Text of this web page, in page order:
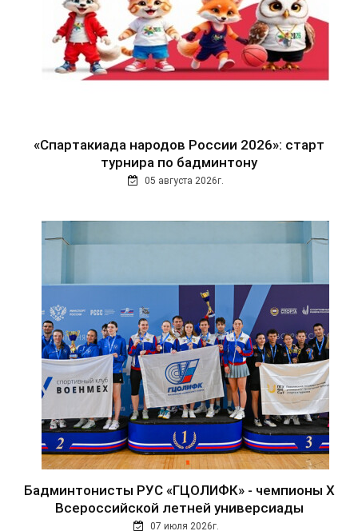
«Спартакиада народов России 2026»: старт
турнира по бадминтону
05 августа 2026г.
Бадминтонисты РУС «ГЦОЛИФК» - чемпионы Х
Всероссийской летней универсиады
07 июля 2026г.